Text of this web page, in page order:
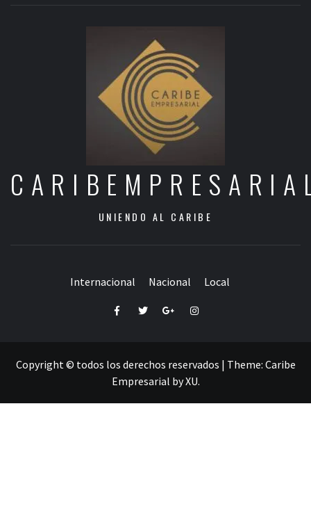
UNIENDO AL CARIBE
Internacional Nacional Local
FacebookTwitterGoogle+Instagram
Copyright © todos los derechos reservados | Theme: Caribe
Empresarial byXU.